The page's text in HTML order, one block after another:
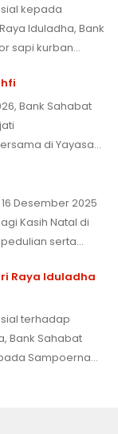
kepada
Iduladha, Bank
sapi kurban
Strategic
Bank Sahabat
di Yayasan
Desember 2025
Kasih Natal di
serta
Raya Iduladha
terhadap
Bank Sahabat
Sampoerna